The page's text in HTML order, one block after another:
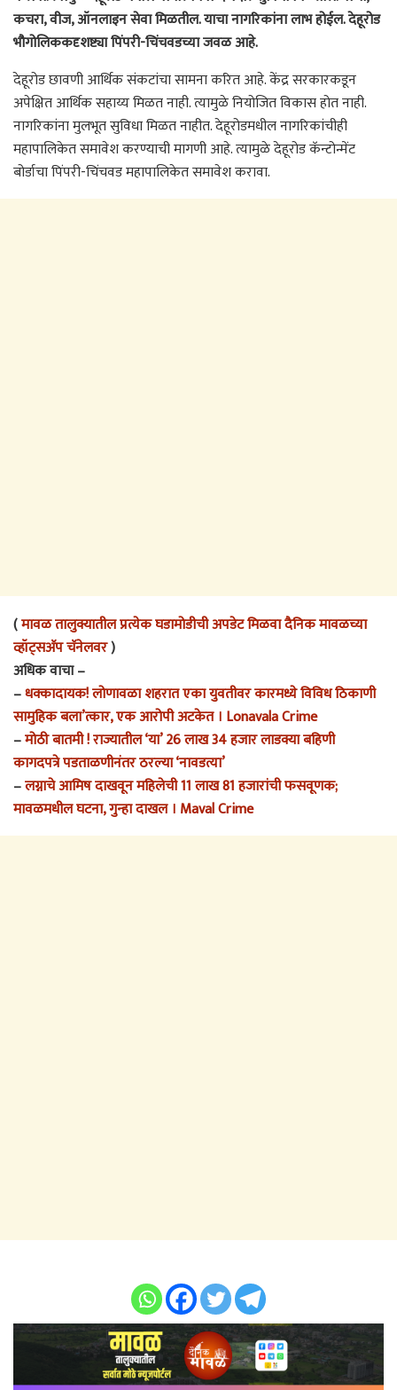
कचरा, वीज, ऑनलाइन सेवा मिळतील. याचा नागरिकांना लाभ होईल. देहूरोड
भौगोलिककदृशष्ट्या पिंपरी-चिंचवडच्या जवळ आहे.
देहूरोड छावणी आर्थिक संकटांचा सामना करित आहे. केंद्र सरकारकडून
अपेक्षित आर्थिक सहाय्य मिळत नाही. त्यामुळे नियोजित विकास होत नाही.
नागरिकांना मुलभूत सुविधा मिळत नाहीत. देहूरोडमधील नागरिकांचीही
महापालिकेत समावेश करण्याची मागणी आहे. त्यामुळे देहूरोड कॅन्टोन्मेंट
बोर्डाचा पिंपरी-चिंचवड महापालिकेत समावेश करावा.
(मावळ तालुक्यातील प्रत्येक घडामोडीची अपडेट मिळवा दैनिक मावळच्या
व्हॉट्सअ‍ॅप चॅनेलवर)
अधिक वाचा –
–धक्कादायक! लोणावळा शहरात एका युवतीवर कारमध्ये विविध ठिकाणी
सामुहिक बला’त्कार, एक आरोपी अटकेत । Lonavala Crime
–मोठी बातमी ! राज्यातील ‘या’ 26 लाख 34 हजार लाडक्या बहिणी
कागदपत्रे पडताळणीनंतर ठरल्या ‘नावडत्या’
–लग्नाचे आमिष दाखवून महिलेची 11 लाख 81 हजारांची फसवूणक;
मावळमधील घटना, गुन्हा दाखल । Maval Crime